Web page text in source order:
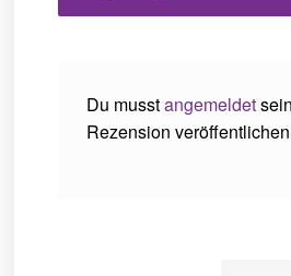
Du musstangemeldet
Rezension